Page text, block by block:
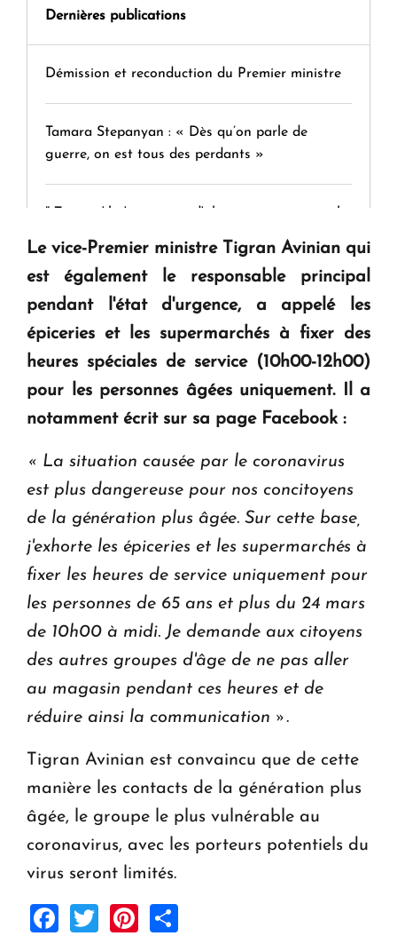
Dernières publications
Démission et reconduction du Premier ministre
Tamara Stepanyan : « Dès qu’on parle de
guerre, on est tous des perdants »
KASA : 30 ans d'audace, de résilience et d'avenir
Le premier hôtel Hyatt Regency d'Arménie
ouvrira ses portes à Dilijan
Le vice-Premier ministre Tigran Avinian qui
est également le responsable principal
pendant l'état d'urgence, a appelé les
épiceries et les supermarchés à fixer des
heures spéciales de service (10h00-12h00)
pour les personnes âgées uniquement. Il a
notamment écrit sur sa page Facebook :
« La situation causée par le coronavirus
est plus dangereuse pour nos concitoyens
de la génération plus âgée. Sur cette base,
j'exhorte les épiceries et les supermarchés à
fixer les heures de service uniquement pour
les personnes de 65 ans et plus du 24 mars
de 10h00 à midi. Je demande aux citoyens
des autres groupes d'âge de ne pas aller
au magasin pendant ces heures et de
réduire ainsi la communication ».
Tigran Avinian est convaincu que de cette
manière les contacts de la génération plus
âgée, le groupe le plus vulnérable au
coronavirus, avec les porteurs potentiels du
virus seront limités.
Facebook
TwitterPinterest